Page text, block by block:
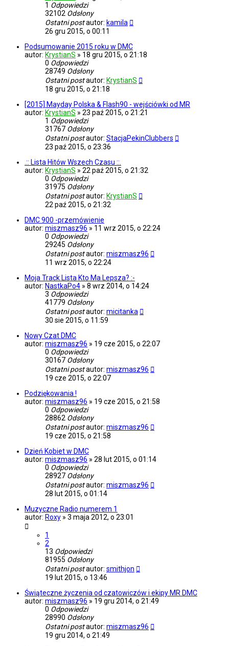
1 Odpowiedzi
32102 Odsłony
Ostatni postautor: kamila
26 gru 2015, o 00:11
Podsumowanie 2015 roku w DMC
autor: KrystianS » 18 gru 2015, o 21:18
0 Odpowiedzi
28749 Odsłony
Ostatni postautor: KrystianS
18 gru 2015, o 21:18
[2015] Mayday Polska & Flash90 - wejściówki od MR
autor: KrystianS » 23 paź 2015, o 21:21
1 Odpowiedzi
31767 Odsłony
Ostatni postautor: StacjaPekinClubbers
23 paź 2015, o 23:36
.:: Lista Hitów Wszech Czasu ::.
autor: KrystianS » 22 paź 2015, o 21:32
0 Odpowiedzi
31975 Odsłony
Ostatni postautor: KrystianS
22 paź 2015, o 21:32
DMC 900 -przemówienie
autor: miszmasz96 » 11 wrz 2015, o 22:24
0 Odpowiedzi
29245 Odsłony
Ostatni postautor: miszmasz96
11 wrz 2015, o 22:24
Moja Track Lista Kto Ma Lepsza? :-
autor: NastkaPo4 » 8 wrz 2014, o 14:24
3 Odpowiedzi
41779 Odsłony
Ostatni postautor: micitanka
30 sie 2015, o 11:59
Nowy Czat DMC
autor: miszmasz96 » 19 cze 2015, o 22:07
0 Odpowiedzi
30167 Odsłony
Ostatni postautor: miszmasz96
19 cze 2015, o 22:07
Podziękowania !
autor: miszmasz96 » 19 cze 2015, o 21:58
0 Odpowiedzi
28862 Odsłony
Ostatni postautor: miszmasz96
19 cze 2015, o 21:58
Dzień Kobiet w DMC
autor: miszmasz96 » 28 lut 2015, o 01:14
0 Odpowiedzi
28927 Odsłony
Ostatni postautor: miszmasz96
28 lut 2015, o 01:14
Muzyczne Radio numerem 1
autor: Roxy » 3 maja 2012, o 23:01
1
2
13 Odpowiedzi
81955 Odsłony
Ostatni postautor: smithjon
19 lut 2015, o 13:46
Świąteczne życzenia od czatowiczów i ekipy MR DMC
autor: miszmasz96 » 19 gru 2014, o 21:49
0 Odpowiedzi
28990 Odsłony
Ostatni postautor: miszmasz96
19 gru 2014, o 21:49